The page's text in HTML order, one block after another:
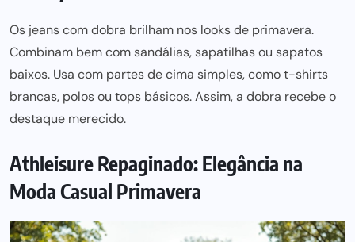
Os jeans com dobra brilham nos looks de primavera.
Combinam bem com sandálias, sapatilhas ou sapatos
baixos. Usa com partes de cima simples, como t-shirts
brancas, polos ou tops básicos. Assim, a dobra recebe o
destaque merecido.
Athleisure Repaginado: Elegância na
Moda Casual Primavera